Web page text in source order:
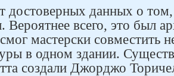
достоверных данных о
Вероятнее всего, это был
мастерски совместить
в одном здании.
создали Джорджо